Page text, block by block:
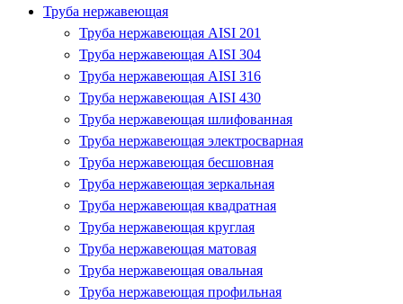
Труба нержавеющая
Труба нержавеющая AISI 201
Труба нержавеющая AISI 304
Труба нержавеющая AISI 316
Труба нержавеющая AISI 430
Труба нержавеющая шлифованная
Труба нержавеющая электросварная
Труба нержавеющая бесшовная
Труба нержавеющая зеркальная
Труба нержавеющая квадратная
Труба нержавеющая круглая
Труба нержавеющая матовая
Труба нержавеющая овальная
Труба нержавеющая профильная